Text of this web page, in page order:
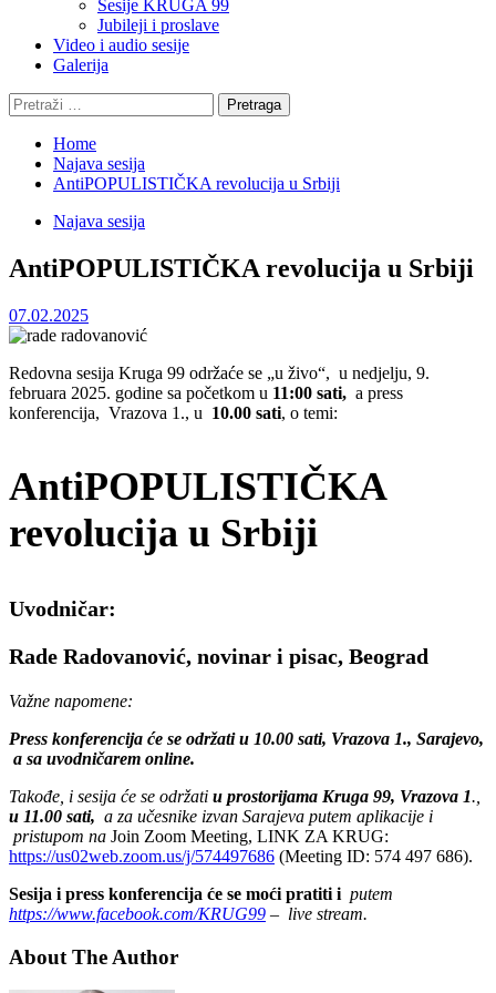
Sesije KRUGA 99
Jubileji i proslave
Video i audio sesije
Galerija
Pretraga:
Home
Najava sesija
AntiPOPULISTIČKA revolucija u Srbiji
Najava sesija
AntiPOPULISTIČKA revolucija u Srbiji
07.02.2025
Redovna sesija Kruga 99 održaće se „u živo“, u nedjelju, 9.
februara 2025. godine sa početkom u 11:00 sati, a press
konferencija, Vrazova 1., u 10.00 sati, o temi:
AntiPOPULISTIČKA
revolucija u Srbiji
Uvodničar:
Rade Radovanović, novinar i pisac, Beograd
Važne napomene:
Press konferencija će se održati u 10.00 sati, Vrazova 1., Sarajevo,
a sa uvodničarem online.
Takođe, i sesija će se održati u prostorijama Kruga 99, Vrazova 1.,
u 11.00 sati, a za učesnike izvan Sarajeva putem aplikacije i
pristupom na Join Zoom Meeting, LINK ZA KRUG:
https://us02web.zoom.us/j/574497686 (Meeting ID: 574 497 686).
Sesija i press konferencija će se moći pratiti i putem
https://www.facebook.com/KRUG99 – live stream.
About The Author